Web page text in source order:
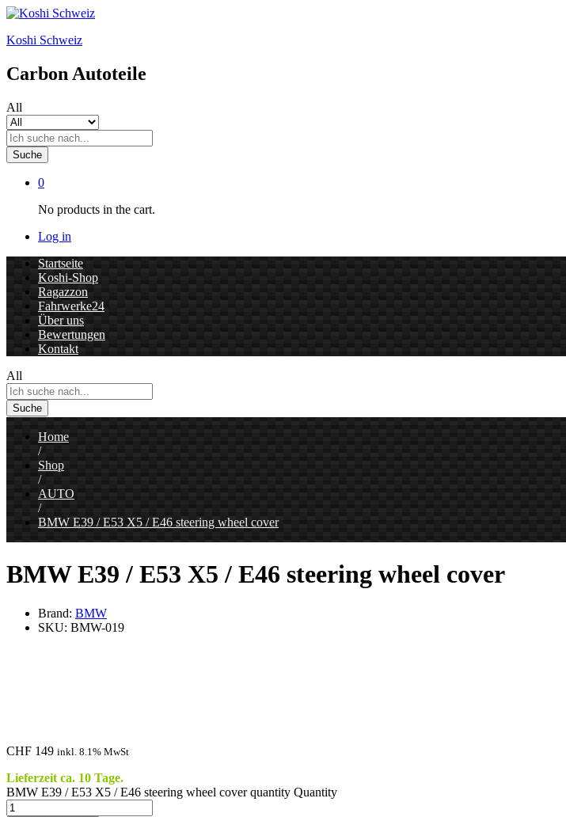
Koshi Schweiz
Carbon Autoteile
All
Suche
0
No products in the cart.
Log in
Startseite
Koshi-Shop
Ragazzon
Fahrwerke24
Über uns
Bewertungen
Kontakt
All
Suche
Home
/
Shop
/
AUTO
/
BMW E39 / E53 X5 / E46 steering wheel cover
BMW E39 / E53 X5 / E46 steering wheel cover
Brand: BMW
SKU: BMW-019
CHF 149 inkl. 8.1% MwSt
Lieferzeit ca. 10 Tage.
BMW E39 / E53 X5 / E46 steering wheel cover quantity Quantity